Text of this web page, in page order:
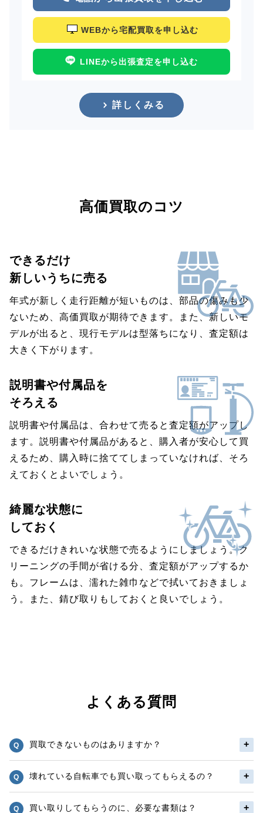
WEBから宅配買取を申し込む
LINEから出張査定を申し込む
詳しくみる
高価買取のコツ
できるだけ
新しいうちに売る
年式が新しく走行距離が短いものは、部品の傷みも少
ないため、高価買取が期待できます。また、新しいモ
デルが出ると、現行モデルは型落ちになり、査定額は
大きく下がります。
説明書や付属品を
そろえる
説明書や付属品は、合わせて売ると査定額がアップし
ます。説明書や付属品があると、購入者が安心して買
えるため、購入時に捨ててしまっていなければ、そろ
えておくとよいでしょう。
綺麗な状態に
しておく
できるだけきれいな状態で売るようにしましょう。ク
リーニングの手間が省ける分、査定額がアップするか
も。フレームは、濡れた雑巾などで拭いておきましょ
う。また、錆び取りもしておくと良いでしょう。
よくある質問
買取できないものはありますか？
壊れている自転車でも買い取ってもらえるの？
買い取りしてもらうのに、必要な書類は？